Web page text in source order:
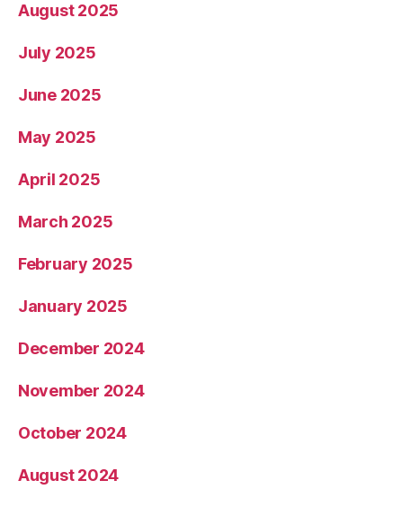
August 2025
July 2025
June 2025
May 2025
April 2025
March 2025
February 2025
January 2025
December 2024
November 2024
October 2024
August 2024